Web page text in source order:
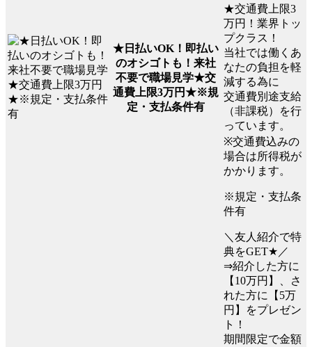
★日払いOK！即払い
のオシゴトも！来社
不要で職場見学★交
通費上限3万円★※規
定・支払条件有
★交通費上限3
万円！業界トッ
プクラス！
当社では働くあ
なたの負担を軽
減する為に
交通費別途支給
（非課税）を行
っています。
※交通費込みの
場合は所得税が
かかります。
※規定・支払条
件有
＼友人紹介で特
典をGET★／
⇒紹介した方に
【10万円】、さ
れた方に【5万
円】をプレゼン
ト！
期間限定で金額